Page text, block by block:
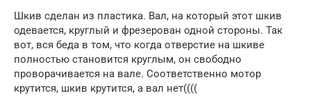
Шкив сделан из пластика. Вал, на который этот шкив
одевается, круглый и фрезерован одной стороны. Так
вот, вся беда в том, что когда отверстие на шкиве
полностью становится круглым, он свободно
проворачивается на вале. Соответственно мотор
крутится, шкив крутится, а вал нет((((